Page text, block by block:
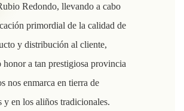
Redondo, llevando a cabo
primordial de la calidad de
y distribución al cliente,
honor a tan prestigiosa provincia
nos enmarca en tierra de
y en los aliños tradicionales.